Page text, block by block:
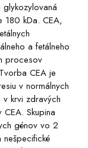
180 kDa. CEA,
a fetálneho
procesov
CEA je
v normálnych
krvi zdravých
Skupina
génov vo 2